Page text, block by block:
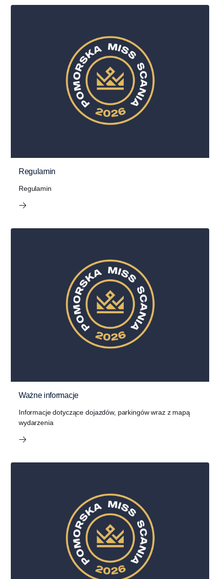
Regulamin
Regulamin
Ważne informacje
Informacje dotyczące dojazdów, parkingów wraz z mapą
wydarzenia